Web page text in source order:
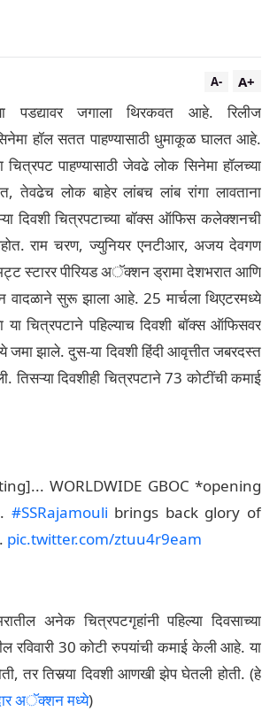
A+
A-
पडद्यावर जगाला थिरकवत आहे. रिलीज
हॉल सतत पाहण्यासाठी धुमाकूळ घालत आहे.
चित्रपट पाहण्यासाठी जेवढे लोक सिनेमा हॉलच्या
तेवढेच लोक बाहेर लांबच लांब रांगा लावताना
दिवशी चित्रपटाच्या बॉक्स ऑफिस कलेक्शनची
राम चरण, ज्युनियर एनटीआर, अजय देवगण
स्टारर पीरियड अॅक्शन ड्रामा देशभरात आणि
वादळाने सुरू झाला आहे. 25 मार्चला थिएटरमध्ये
या चित्रपटाने पहिल्याच दिवशी बॉक्स ऑफिसवर
झाले. दुस-या दिवशी हिंदी आवृत्तीत जबरदस्त
दिवशीही चित्रपटाने 73 कोटींची कमाई
WORLDWIDE GBOC *opening
#SSRajamouli brings back glory of
pic.twitter.com/ztuu4r9eam
अनेक चित्रपटगृहांनी पहिल्या दिवसाच्या
रविवारी 30 कोटी रुपयांची कमाई केली आहे. या
तर तिसर्‍या दिवशी आणखी झेप घेतली होती. (हे
अॅक्शन मध्ये)